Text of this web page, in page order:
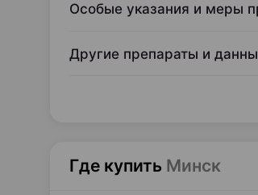
Особые указания и меры
Другие препараты и
Где купить Минск